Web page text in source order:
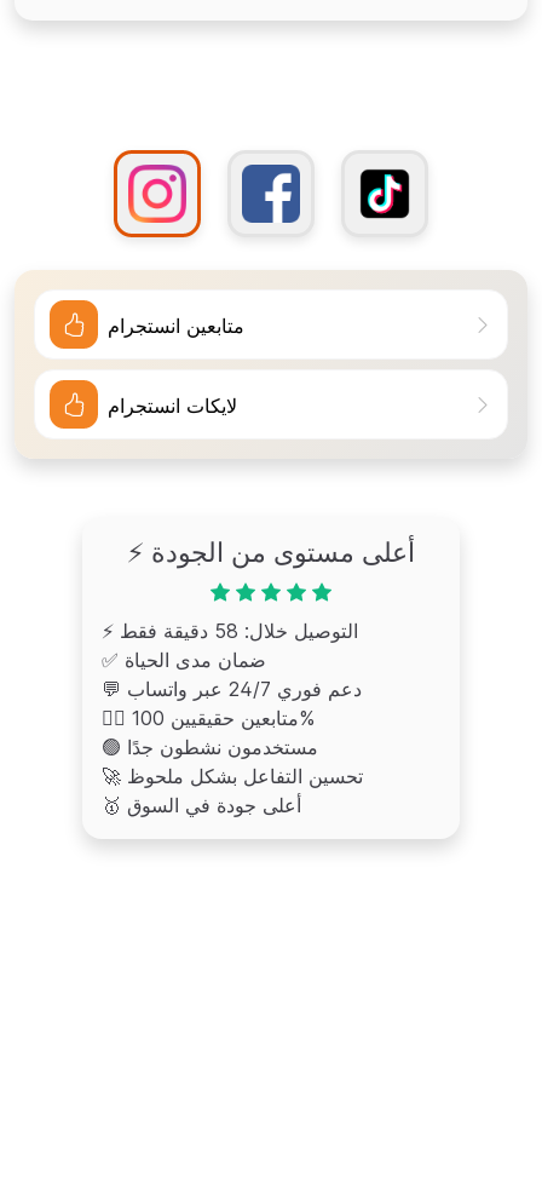
متابعين انستجرام
لايكات انستجرام
⚡ أعلى مستوى من الجودة
⚡️ التوصيل خلال: 58 دقيقة فقط
✅ ضمان مدى الحياة
💬 دعم فوري 24/7 عبر واتساب
🙋‍♂️ متابعين حقيقيين 100%
🟢 مستخدمون نشطون جدًا
🚀 تحسين التفاعل بشكل ملحوظ
🥇 أعلى جودة في السوق